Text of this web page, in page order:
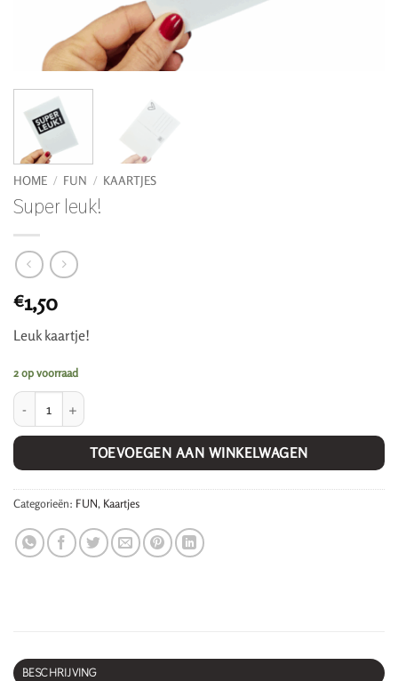
HOME / FUN / KAARTJES
Super leuk!
€1,50
Leuk kaartje!
2 op voorraad
Super leuk! aantal
TOEVOEGEN AAN WINKELWAGEN
Categorieën: FUN, Kaartjes
BESCHRIJVING